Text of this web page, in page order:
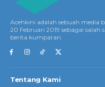
Acehkini adalah sebuah media
20 Februari 2019 sebagai salah
berita kumparan.
Tentang Kami